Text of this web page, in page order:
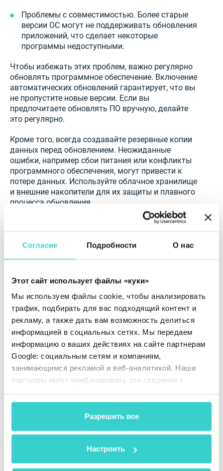
Согласие Подробности О нас
Этот сайт использует файлы «куки»
Мы используем файлы cookie, чтобы анализировать
трафик, подбирать для вас подходящий контент и
рекламу, а также дать вам возможность делиться
информацией в социальных сетях. Мы передаем
информацию о ваших действиях на сайте партнерам
Google: социальным сетям и компаниям,
занимающимся рекламой и веб-аналитикой. Наши
партнеры могут комбинировать эти сведения с
данными, которые они получили при использовании
Разрешить все
Настроить
Проблемы с совместимостью. Более старые
версии ОС могут не поддерживать обновления
приложений, что сделает некоторые
программы недоступными.
Чтобы избежать этих проблем, важно регулярно
обновлять программное обеспечение. Включение
автоматических обновлений гарантирует, что вы
не пропустите новые версии. Если вы
предпочитаете обновлять ПО вручную, делайте
это регулярно.
Кроме того, всегда создавайте резервные копии
данных перед обновлением. Неожиданные
ошибки, например сбои питания или конфликты
программного обеспечения, могут привести к
потере данных. Используйте облачное хранилище
и внешние накопители для их защиты и плавного
процесса обновления.
Как бизнес по продаже подержанных
устройств может защитить данные?
Защита данных крайне важна для бизнеса,
работающего с большим количеством
смартфонов. Важно убедиться, что данные всех
предыдущих владельцев устройств удаляются
безопасно и без возможности восстановления,
предотвращая утечки информации.